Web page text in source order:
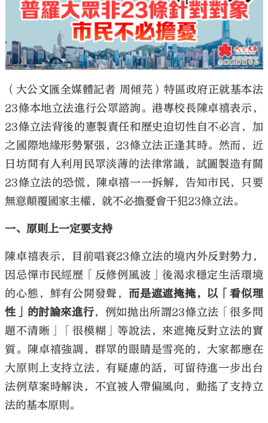
（大公文匯全媒體記者 周傾芫）特區政府正就基本法
23條本地立法進行公眾諮詢。港專校長陳卓禧表示，
23條立法背後的憲製責任和歷史迫切性自不必言，加
之國際地緣形勢緊張，23條立法正逢其時。然而，近
日坊間有人利用民眾淡薄的法律常識，試圖製造有關
23條立法的恐慌，陳卓禧一一拆解，告知市民，只要
無意顛覆國家主權，就不必擔憂會干犯23條立法。
一、原則上一定要支持
陳卓禧表示，目前唱衰23條立法的境內外反對勢力，
因忌憚市民經歷「反修例風波」後渴求穩定生活環境
的心態，鮮有公開發聲， 而是遮遮掩掩，以「看似理
性」的討論來進行，例如拋出所謂23條立法「很多問
題不清晰」「很模糊」等說法，來遮掩反對立法的實
質。陳卓禧強調，群眾的眼睛是雪亮的，大家都應在
大原則上支持立法，有疑慮的話，可留待進一步出台
法例草案時解決，不宜被人帶偏風向，動搖了支持立
法的基本原則。